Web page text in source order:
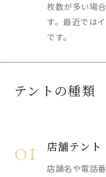
枚数が多い場
す。最近では
です。
テントの種類
01 店舗テント
店舗名や電話